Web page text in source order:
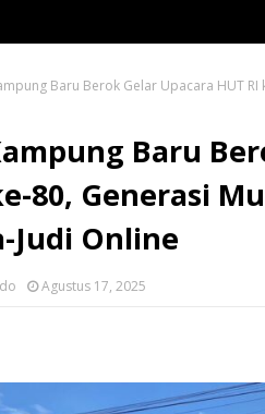
Baru Berok Gelar Upacara HUT
Baru
80, Generasi
Judi Online
Agustus 17, 2025